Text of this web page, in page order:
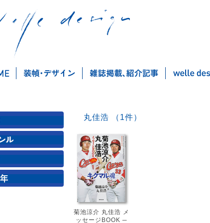
丸佳浩 （1件）
菊池涼介 丸佳浩 メ
ッセージBOOK ─